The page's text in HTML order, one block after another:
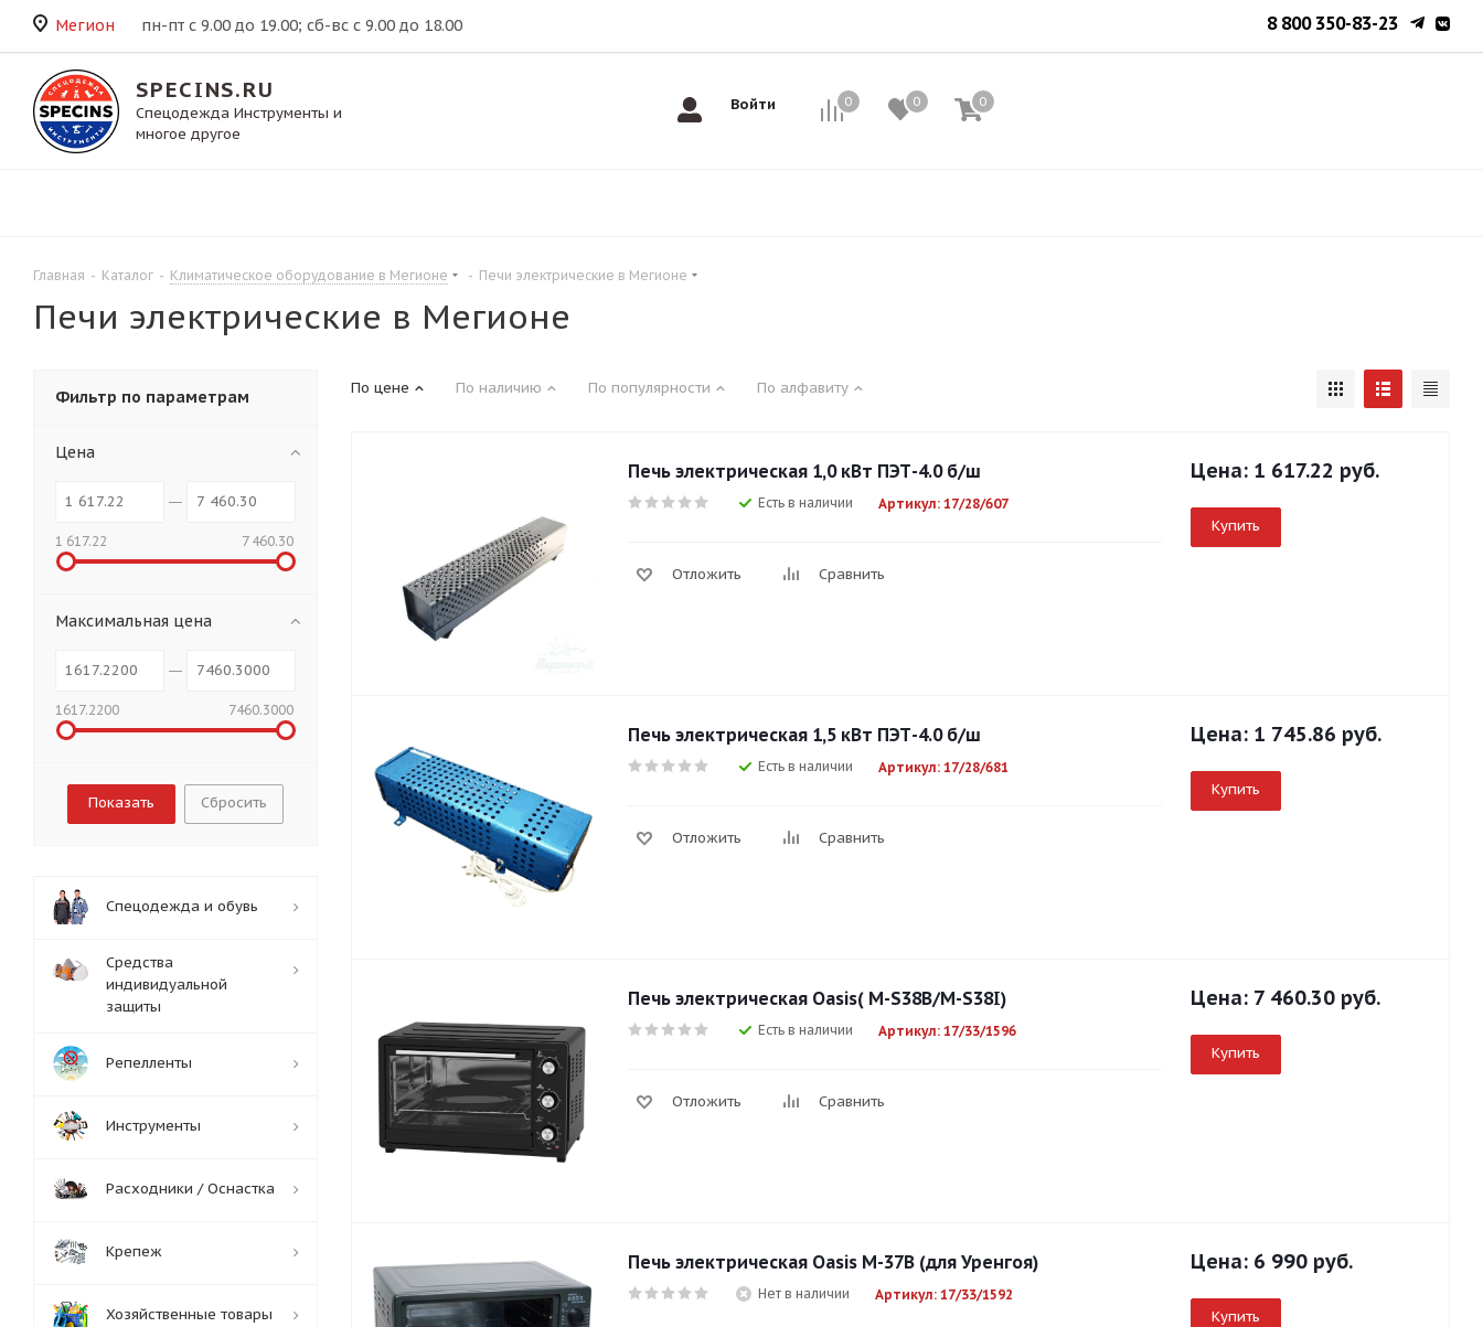
Мегион пн-пт с 9.00 до 19.00; сб-вс с 9.00 до 18.00 8 800 350-83-23
SPECINS.RU
Спецодежда Инструменты и
многое другое
Войти 0 0 0
0
Главная - Каталог - Климатическое оборудование в Мегионе - Печи электрические в Мегионе
Печи электрические в Мегионе
По цене По наличию По популярности По алфавиту
Печь электрическая 1,0 кВт ПЭТ-4.0 б/ш
Есть в наличии Артикул: 17/28/607
Отложить Сравнить
Цена: 1 617.22 руб.
Купить
Печь электрическая 1,5 кВт ПЭТ-4.0 б/ш
Есть в наличии Артикул: 17/28/681
Отложить Сравнить
Цена: 1 745.86 руб.
Купить
Печь электрическая Oasis( M-S38B/M-S38I)
Есть в наличии Артикул: 17/33/1596
Отложить Сравнить
Цена: 7 460.30 руб.
Купить
Печь электрическая Oasis M-37B (для Уренгоя)
Нет в наличии Артикул: 17/33/1592
Цена: 6 990 руб.
Купить
Фильтр по параметрам
Цена
1 617.22 7 460.30
Максимальная цена
1617.2200 7460.3000
Сбросить
Спецодежда и обувь
Средства
индивидуальной
защиты
Репелленты
Инструменты
Расходники / Оснастка
Крепеж
Хозяйственные товары